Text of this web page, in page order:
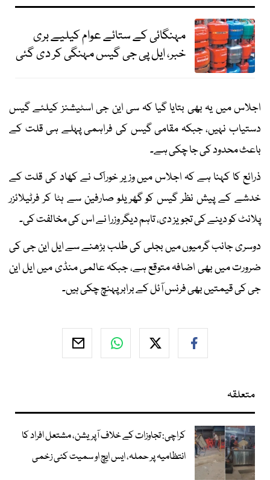
مہنگائی کے ستائے عوام کیلیے بری
خبر، ایل پی جی گیس مہنگی کر دی گئی
اجلاس میں یہ بھی بتایا گیا کہ سی این جی اسٹیشنز کیلئے گیس
دستیاب نہیں، جبکہ مقامی گیس کی فراہمی پہلے ہی قلت کے
باعث محدود کی جا چکی ہے۔
ذرائع کا کہنا ہے کہ اجلاس میں وزیر خوراک نے کھاد کی قلت کے
خدشے کے پیش نظر گیس کو گھریلو صارفین سے ہٹا کر فرٹیلائزر
پلانٹ کو دینے کی تجویز دی، تاہم دیگر وزرا نے اس کی مخالفت کی۔
دوسری جانب گرمیوں میں بجلی کی طلب بڑھنے سے ایل این جی کی
ضرورت میں بھی اضافہ متوقع ہے، جبکہ عالمی منڈی میں ایل این
جی کی قیمتیں بھی فرنس آئل کے برابر پہنچ چکی ہیں۔
متعلقہ
کراچی: تجاوزات کے خلاف آپریشن، مشتعل افراد کا
انتظامیہ پر حملہ، ایس ایچ او سمیت کئی زخمی